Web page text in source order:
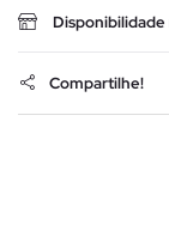
Disponibilidade
Compartilhe!